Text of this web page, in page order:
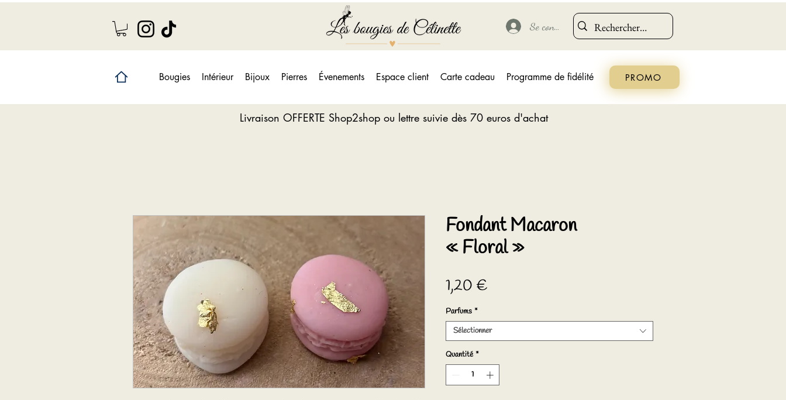
Se connecter
Bougies Intérieur Bijoux Pierres Évenements Espace client Carte cadeau Programme de fidélité PROMO
Livraison OFFERTE Shop2shop ou lettre suivie dès 70 euros d'achat
Fondant Macaron
« Floral »
1,20 €
Parfums *
Sélectionner
Quantité *